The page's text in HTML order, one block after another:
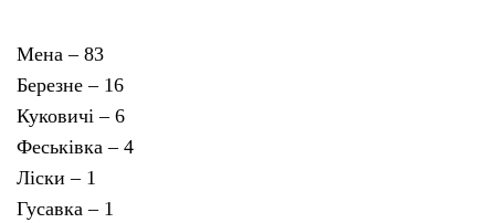
Мена – 83
Березне – 16
Куковичі – 6
Феськівка – 4
Ліски – 1
Гусавка – 1